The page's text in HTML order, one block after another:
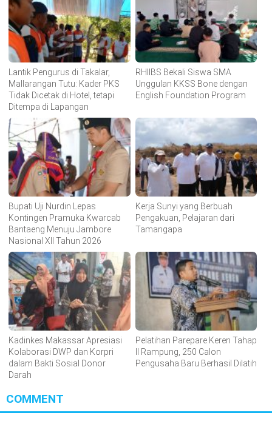
Lantik Pengurus di Takalar,
Mallarangan Tutu: Kader PKS
Tidak Dicetak di Hotel, tetapi
Ditempa di Lapangan
RHIIBS Bekali Siswa SMA
Unggulan KKSS Bone dengan
English Foundation Program
Bupati Uji Nurdin Lepas
Kontingen Pramuka Kwarcab
Bantaeng Menuju Jambore
Nasional XII Tahun 2026
Kerja Sunyi yang Berbuah
Pengakuan, Pelajaran dari
Tamangapa
Kadinkes Makassar Apresiasi
Kolaborasi DWP dan Korpri
dalam Bakti Sosial Donor
Darah
Pelatihan Parepare Keren Tahap
II Rampung, 250 Calon
Pengusaha Baru Berhasil Dilatih
COMMENT